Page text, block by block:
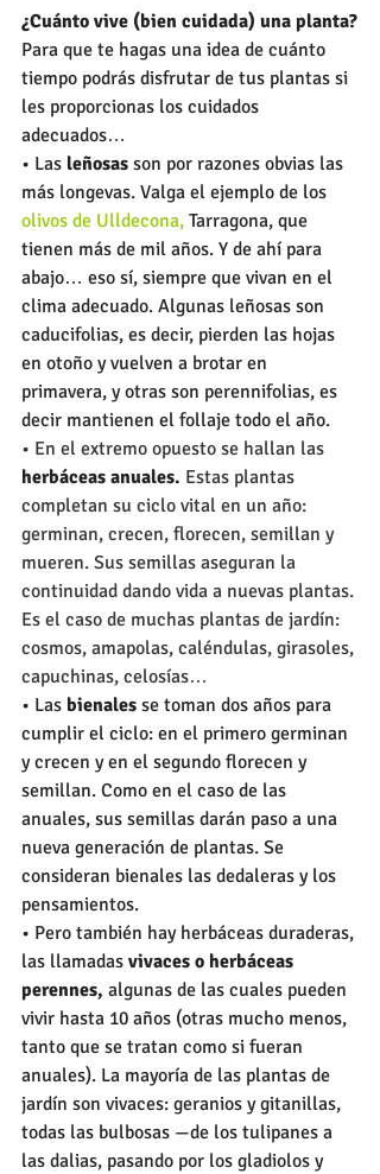
¿Cuánto vive (bien cuidada) una planta?
Para que te hagas una idea de cuánto
tiempo podrás disfrutar de tus plantas si
les proporcionas los cuidados
adecuados…
• Las leñosas son por razones obvias las
más longevas. Valga el ejemplo de los
olivos de Ulldecona, Tarragona, que
tienen más de mil años. Y de ahí para
abajo… eso sí, siempre que vivan en el
clima adecuado. Algunas leñosas son
caducifolias, es decir, pierden las hojas
en otoño y vuelven a brotar en
primavera, y otras son perennifolias, es
decir mantienen el follaje todo el año.
• En el extremo opuesto se hallan las
herbáceas anuales. Estas plantas
completan su ciclo vital en un año:
germinan, crecen, florecen, semillan y
mueren. Sus semillas aseguran la
continuidad dando vida a nuevas plantas.
Es el caso de muchas plantas de jardín:
cosmos, amapolas, caléndulas, girasoles,
capuchinas, celosías…
• Las bienales se toman dos años para
cumplir el ciclo: en el primero germinan
y crecen y en el segundo florecen y
semillan. Como en el caso de las
anuales, sus semillas darán paso a una
nueva generación de plantas. Se
consideran bienales las dedaleras y los
pensamientos.
• Pero también hay herbáceas duraderas,
las llamadas vivaces o herbáceas
perennes, algunas de las cuales pueden
vivir hasta 10 años (otras mucho menos,
tanto que se tratan como si fueran
anuales). La mayoría de las plantas de
jardín son vivaces: geranios y gitanillas,
todas las bulbosas —de los tulipanes a
las dalias, pasando por los gladiolos y